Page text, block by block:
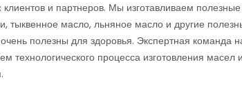
и партнеров. Мы изготавливаем
тыквенное масло, льняное масло и другие
полезны для здоровья. Экспертная команда
технологического процесса изготовления масел